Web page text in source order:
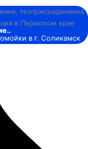
в г. Соликамск